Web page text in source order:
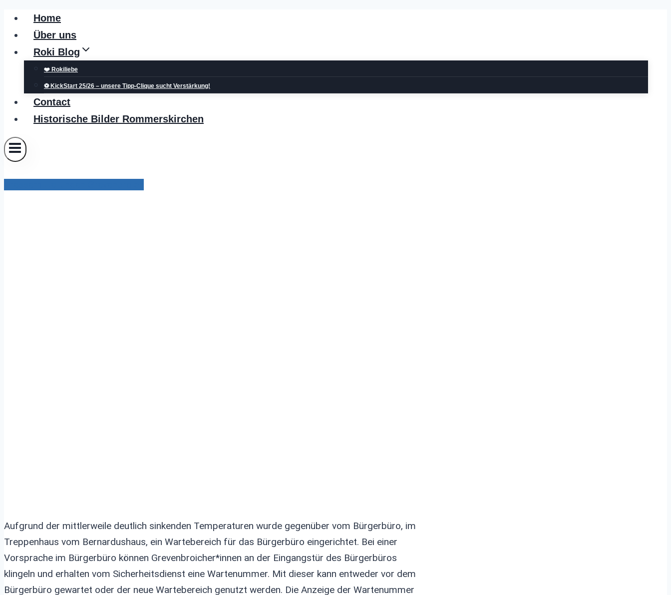
Zum
Inhalt
springen
Home
Über uns
Roki Blog
❤️ Rokiliebe
⚽ KickStart 25/26 – unsere Tipp-Clique sucht Verstärkung!
Contact
Historische Bilder Rommerskirchen
Aufgrund der mittlerweile deutlich sinkenden Temperaturen wurde gegenüber vom Bürgerbüro, im
Treppenhaus vom Bernardushaus, ein Wartebereich für das Bürgerbüro eingerichtet. Bei einer
Vorsprache im Bürgerbüro können Grevenbroicher*innen an der Eingangstür des Bürgerbüros
klingeln und erhalten vom Sicherheitsdienst eine Wartenummer. Mit dieser kann entweder vor dem
Bürgerbüro gewartet oder der neue Wartebereich genutzt werden. Die Anzeige der Wartenummer